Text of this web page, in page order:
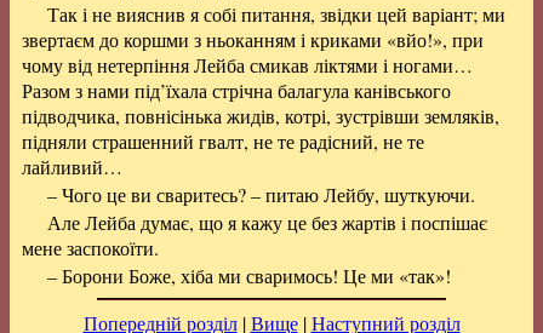
Так і не вияснив я собі питання, звідки цей варіант; ми
звертаєм до коршми з ньоканням і криками «вйо!», при
чому від нетерпіння Лейба смикав ліктями і ногами…
Разом з нами під’їхала стрічна балагула канівського
підводчика, повнісінька жидів, котрі, зустрівши земляків,
підняли страшенний гвалт, не те радісний, не те
лайливий…
– Чого це ви сваритесь? – питаю Лейбу, шуткуючи.
Але Лейба думає, що я кажу це без жартів і поспішає
мене заспокоїти.
– Борони Боже, хіба ми сваримось! Це ми «так»!
Попередній розділ|Вище|Наступний розділ